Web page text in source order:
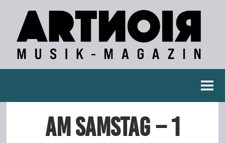
Konzertberichte
Am Samstag – 1